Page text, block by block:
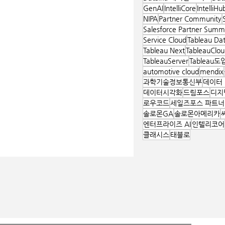
GenAIIntelliCore
NIPA Partner Community
Salesforce Partner
Service CloudTableau
Tableau Next
TableauServerTableau도
automotive cloud mendix
과학기술정보통신부데이터
데이터시각화 드림포스 디
로우코드 세일즈포스 파트
솔로몬GA솔로몬아메리카
엔터프라이즈 AI인텔리코어
클래시스 태블로